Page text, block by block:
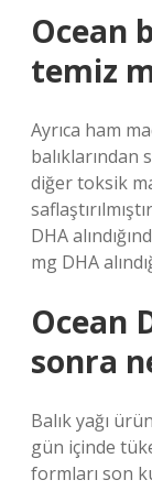
Ocean
temiz
Ayrıca ham
balıklarından
diğer toksik
DHA
mg DHA
Ocean
sonra
Balık yağı
gün içinde
formları son